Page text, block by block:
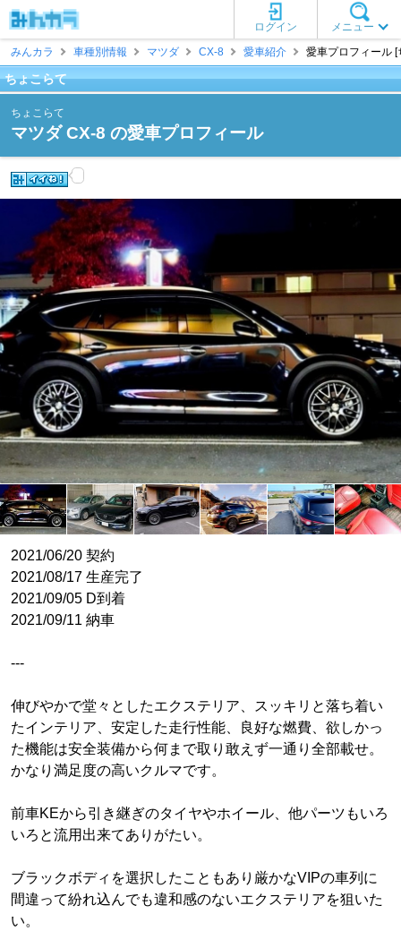
メニュー
ログイン
みんカラ
車種別情報 マツダ CX-8 愛車紹介 愛車プロフィール [
ちょこらて
ちょこらて
マツダ CX-8 の愛車プロフィール
2021/06/20 契約
2021/08/17 生産完了
2021/09/05 D到着
2021/09/11 納車
---
伸びやかで堂々としたエクステリア、スッキリと落ち着い
たインテリア、安定した走行性能、良好な燃費、欲しかっ
た機能は安全装備から何まで取り敢えず一通り全部載せ。
かなり満足度の高いクルマです。
前車KEから引き継ぎのタイヤやホイール、他パーツもいろ
いろと流用出来てありがたい。
ブラックボディを選択したこともあり厳かなVIPの車列に
間違って紛れ込んでも違和感のないエクステリアを狙いた
い。